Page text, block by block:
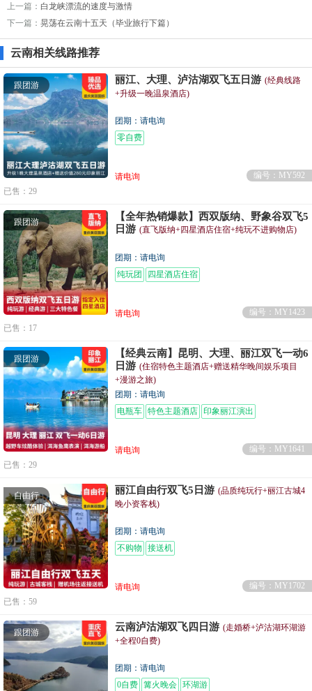
上一篇： 白龙峡漂流的速度与激情
下一篇： 晃荡在云南十五天（毕业旅行下篇）
云南相关线路推荐
跟团游 丽江、大理、泸沽湖双飞五日游 (经典线路
+升级一晚温泉酒店)
团期：请电询
零自费
请电询
编号：MY592
已售：29
跟团游
【全年热销爆款】西双版纳、野象谷双飞5
日游 (直飞版纳+四星酒店住宿+纯玩不进购物店)
团期：请电询
纯玩团
四星酒店住宿
请电询
编号：MY1423
已售：17
跟团游
【经典云南】昆明、大理、丽江双飞一动6
日游 (住宿特色主题酒店+赠送精华晚间娱乐项目
+漫游之旅)
团期：请电询
电瓶车 特色主题酒店 印象丽江演出
请电询
编号：MY1641
已售：29
自由行 丽江自由行双飞5日游 (品质纯玩行+丽江古城4
晚小资客栈)
团期：请电询
不购物
接送机
请电询
编号：MY1702
已售：59
跟团游 云南泸沽湖双飞四日游 (走婚桥+泸沽湖环湖游
+全程0自费)
团期：请电询
0自费 篝火晚会 环湖游